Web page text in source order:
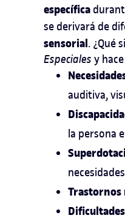
específica
se derivará de
sensorial. ¿Qué
Especiales y
auditiva,
la persona
Trastornos